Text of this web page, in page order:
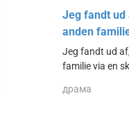
Jeg fandt ud
anden
Jeg fandt ud
familie via en
драма